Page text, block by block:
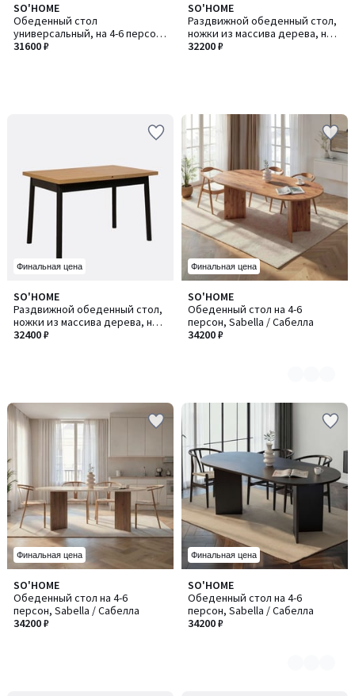
SO'HOME
Обеденный стол
универсальный, на 4-6 персон,
Lorenz / Лоренз
31600 ₽
SO'HOME
Раздвижной обеденный стол,
ножки из массива дерева, на 4
персоны, OliverOpen / Оливер
32200 ₽
Финальная цена
SO'HOME
Раздвижной обеденный стол,
ножки из массива дерева, на 4
персоны, OliverOpen / Оливер
32400 ₽
Финальная цена
SO'HOME
Обеденный стол на 4-6
персон, Sabella / Сабелла
34200 ₽
Количество
цветов:
3
Финальная цена
SO'HOME
Обеденный стол на 4-6
персон, Sabella / Сабелла
34200 ₽
Финальная цена
SO'HOME
Обеденный стол на 4-6
персон, Sabella / Сабелла
34200 ₽
Количество
цветов:
2